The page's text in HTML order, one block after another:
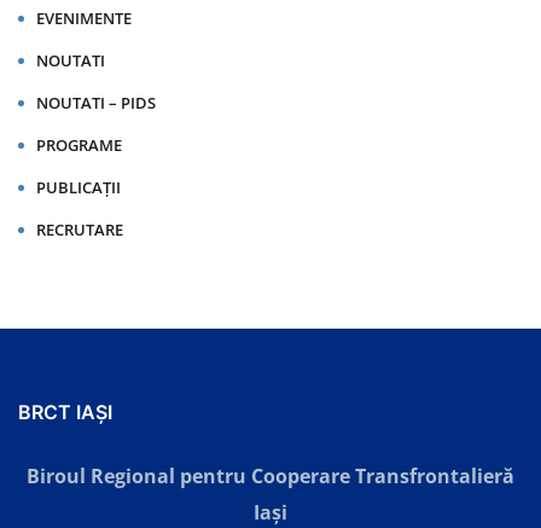
EVENIMENTE
NOUTATI
NOUTATI – PIDS
PROGRAME
PUBLICAȚII
RECRUTARE
BRCT IAȘI
Biroul Regional pentru Cooperare Transfrontalieră
Iaşi